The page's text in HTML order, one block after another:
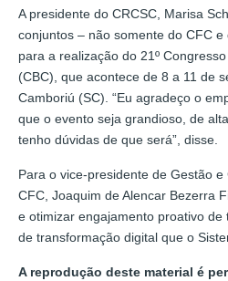
A presidente do CRCSC, Marisa
conjuntos – não somente do CFC
para a realização do 21º
(CBC), que acontece de 8 a 11 de
Camboriú (SC). “Eu agradeço o
que o evento seja grandioso, de
tenho dúvidas de que será”, disse.
Para o vice-presidente de Gestão
CFC, Joaquim de Alencar Bezerra
e otimizar engajamento proativo
de transformação digital que o
A reprodução deste material é